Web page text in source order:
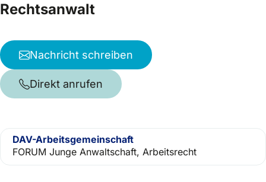
Rechtsanwalt
Nachricht schreiben
Direkt anrufen
DAV-Arbeitsgemeinschaft
FORUM Junge Anwaltschaft, Arbeitsrecht